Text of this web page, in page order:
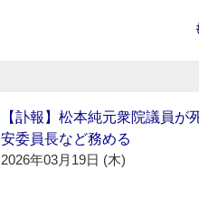
【訃報】松本純元衆院議員が
安委員長など務める
2026年03月19日 (木)